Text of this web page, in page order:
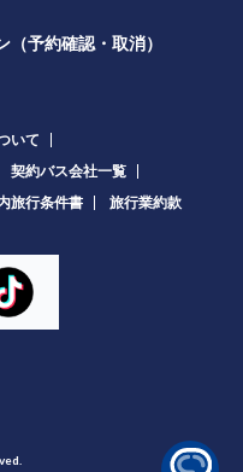
（予約確認・取消）
いて
契約バス会社一覧
旅行条件書 旅行業約款